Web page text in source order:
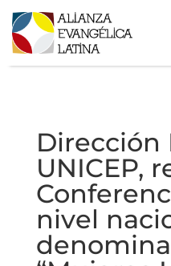
Dirección
UNICEP,
nivel